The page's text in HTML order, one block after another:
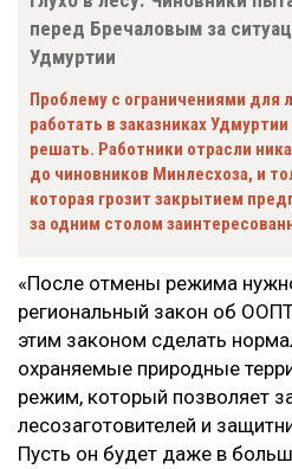
перед Бречаловым за
Удмуртии
Проблему с ограничениями для
работать в заказниках
решать. Работники отрасли
до чиновников Минлесхоза, и
которая грозит закрытием
за одним столом
«После отмены режима
региональный закон об
этим законом сделать
охраняемые природные
режим, который позволяет
лесозаготовителей и
Пусть он будет даже в